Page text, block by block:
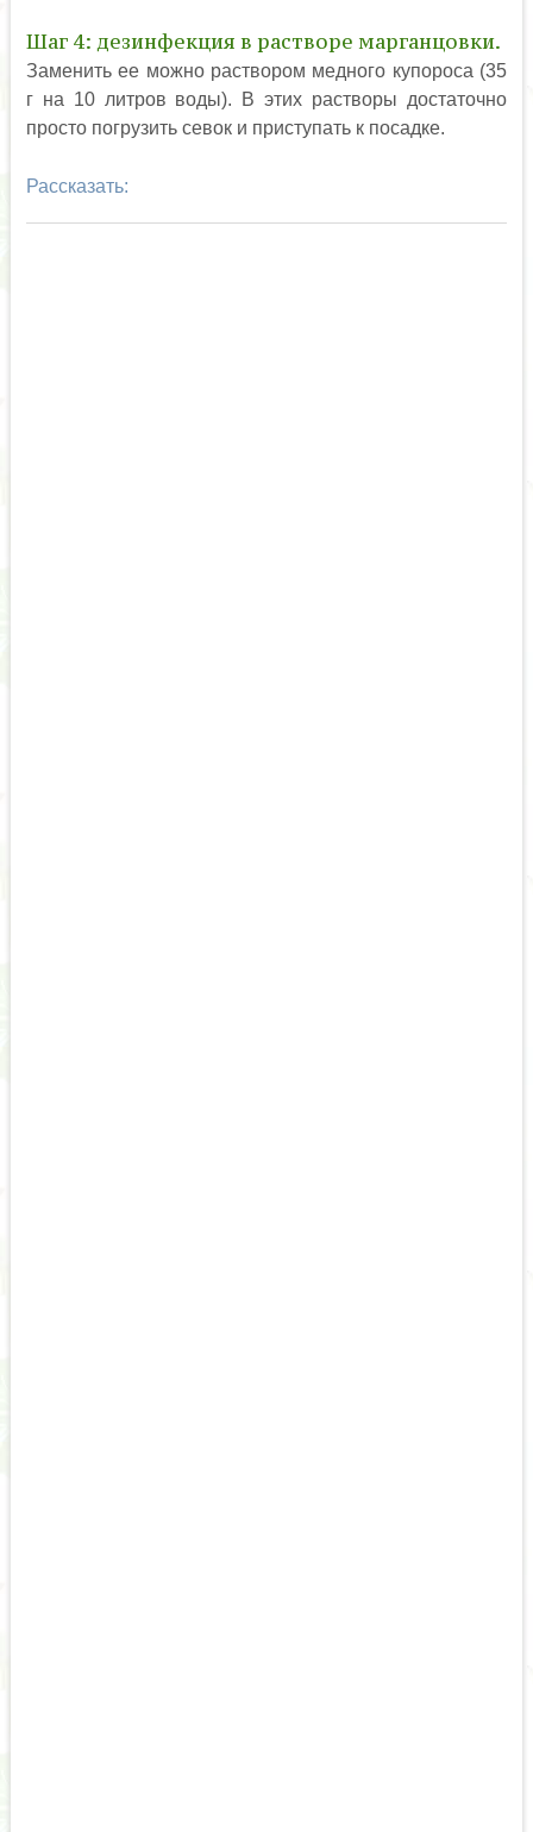
Шаг 4: дезинфекция в растворе марганцовки.
Заменить ее можно раствором медного купороса (35
г на 10 литров воды). В этих растворы достаточно
просто погрузить севок и приступать к посадке.
Рассказать: